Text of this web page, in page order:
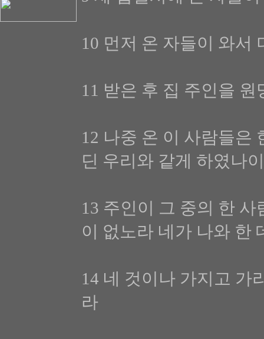
10 먼저 온 자들이 와서
11 받은 후 집 주인을 원
12 나중 온 이 사람들은
딘 우리와 같게 하였나
13 주인이 그 중의 한
이 없노라 네가 나와 한
14 네 것이나 가지고 가
라